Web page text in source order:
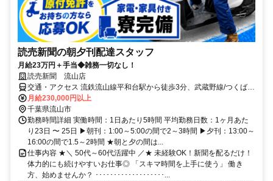
読売新聞の朝夕刊配達スタッフ
月給23万円＋手当◆雑務一切なし！
読売新聞 流山店
交通・アクセス 流鉄流山線平和台駅から徒歩3分、武蔵野線/つくばエ
クスプレス南流山駅から車で5分
月給230,000円以上
千葉県流山市
勤務時間詳細 実働時間：1日あたり5時間 平均勤務日数：1ヶ月あた
り23日 〜 25日 ▶朝刊：1:00～5:00の間で2～3時間 ▶夕刊：13:00～
16:00の間で1.5～2時間 ★朝と夕の間は...
仕事内容 ★＼ 50代～60代活躍中 ／★ 未経験OK！新聞を配るだけ！
体力的にも続けやすいお仕事◎ 「スキマ時間を上手に使う」 働き
方、始めませんか？ ･･･････････････････...